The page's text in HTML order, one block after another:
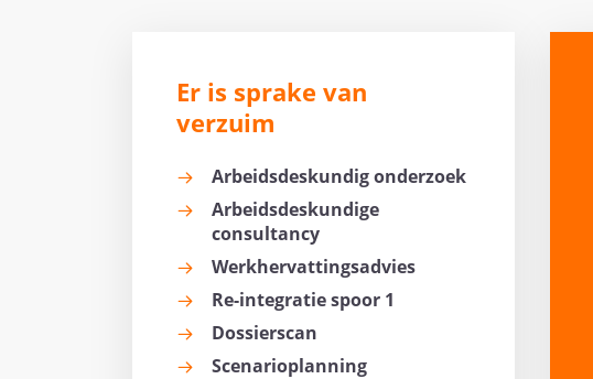
Er is sprake van
verzuim
Arbeidsdeskundig onderzoek
Arbeidsdeskundige
consultancy
Werkhervattingsadvies
Re-integratie spoor 1
Dossierscan
Scenarioplanning